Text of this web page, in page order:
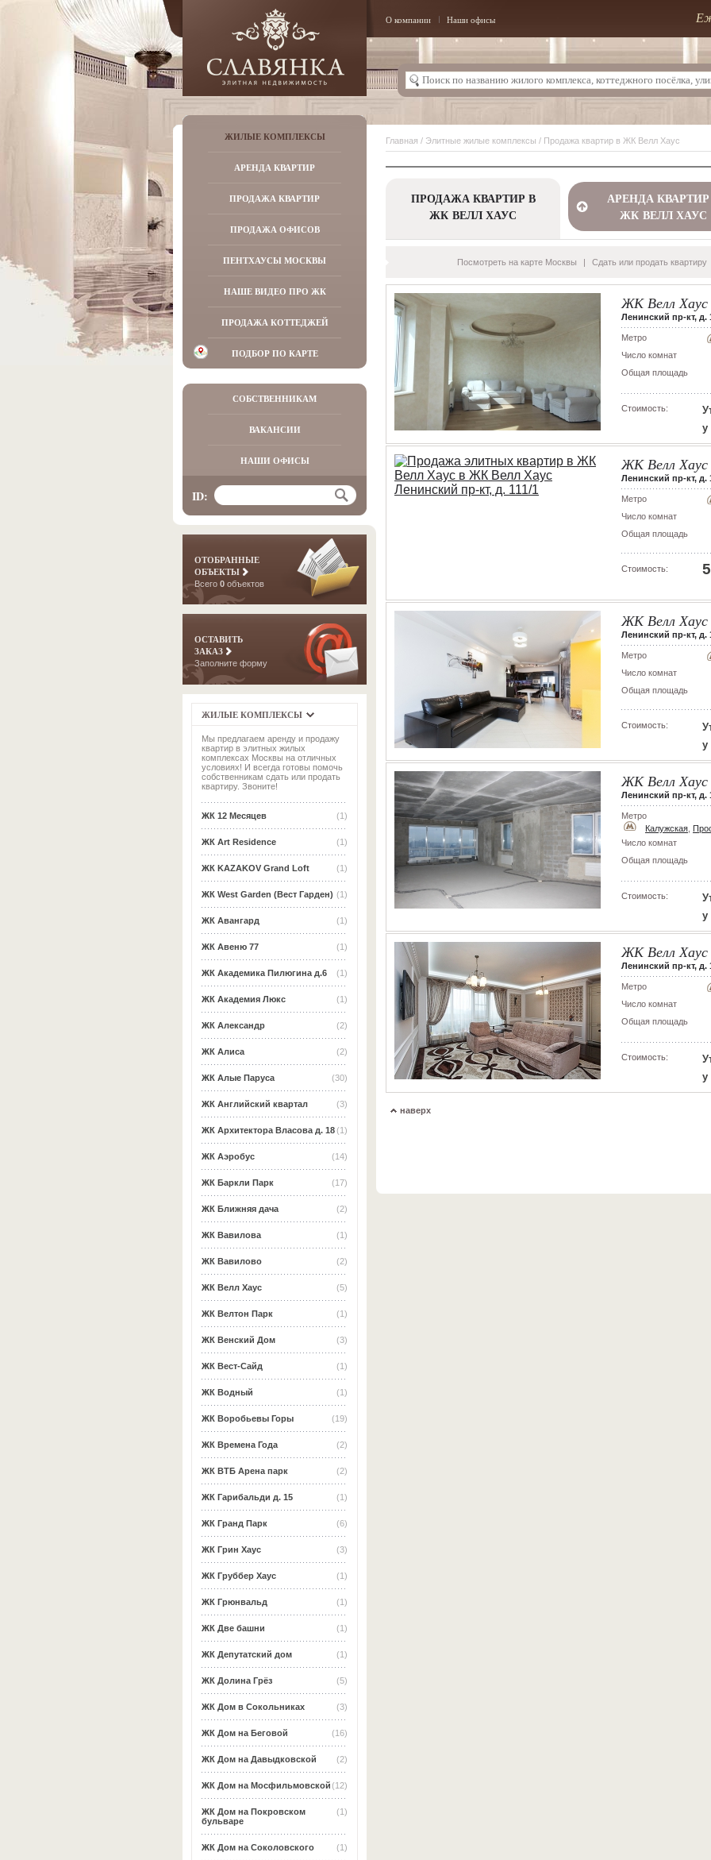
О компании Наши офисы
ЖИЛЫЕ КОМПЛЕКСЫ
АРЕНДА КВАРТИР
ПРОДАЖА КВАРТИР
ПРОДАЖА ОФИСОВ
ПЕНТХАУСЫ МОСКВЫ
НАШЕ ВИДЕО ПРО ЖК
ПРОДАЖА КОТТЕДЖЕЙ
ПОДБОР ПО КАРТЕ
СОБСТВЕННИКАМ
ВАКАНСИИ
НАШИ ОФИСЫ
ID:
ОТОБРАННЫЕ
ОБЪЕКТЫ
Всего 0 объектов
ОСТАВИТЬ
ЗАКАЗ
Заполните форму
ЖИЛЫЕ КОМПЛЕКСЫ
Мы предлагаем аренду и продажу
квартир в элитных жилых
комплексах Москвы на отличных
условиях! И всегда готовы помочь
собственникам сдать или продать
квартиру. Звоните!
(1)
ЖК 12 Месяцев
(1)
ЖК Art Residence
(1)
ЖК KAZAKOV Grand Loft
(1)
ЖК West Garden (Вест Гарден)
(1)
ЖК Авангард
(1)
ЖК Авеню 77
(1)
ЖК Академика Пилюгина д.6
(1)
ЖК Академия Люкс
(2)
ЖК Александр
(2)
ЖК Алиса
(30)
ЖК Алые Паруса
(3)
ЖК Английский квартал
(1)
ЖК Архитектора Власова д. 18
(14)
ЖК Аэробус
(17)
ЖК Баркли Парк
(2)
ЖК Ближняя дача
(1)
ЖК Вавилова
(2)
ЖК Вавилово
(5)
ЖК Велл Хаус
(1)
ЖК Велтон Парк
(3)
ЖК Венский Дом
(1)
ЖК Вест-Сайд
(1)
ЖК Водный
(19)
ЖК Воробьевы Горы
(2)
ЖК Времена Года
(2)
ЖК ВТБ Арена парк
(1)
ЖК Гарибальди д. 15
(6)
ЖК Гранд Парк
(3)
ЖК Грин Хаус
(1)
ЖК Груббер Хаус
(1)
ЖК Грюнвальд
(1)
ЖК Две башни
(1)
ЖК Депутатский дом
(5)
ЖК Долина Грёз
(3)
ЖК Дом в Сокольниках
(16)
ЖК Дом на Беговой
(2)
ЖК Дом на Давыдковской
(12)
ЖК Дом на Мосфильмовской
(1)
ЖК Дом на Покровском
бульваре
(1)
ЖК Дом на Соколовского
Главная / Элитные жилые комплексы / Продажа квартир в ЖК Велл Хаус
ПРОДАЖА КВАРТИР В
ЖК ВЕЛЛ ХАУС
АРЕНДА
ЖК ВЕЛЛ ХАУС
Посмотреть на карте Москвы | Сдать или продать квартиру
ЖК Велл Хаус
Ленинский пр-кт, д.
Метро
Число комнат
Общая площадь
Стоимость:
у
ЖК Велл Хаус
Ленинский пр-кт, д.
Метро
Число комнат
Общая площадь
Стоимость:
ЖК Велл Хаус
Ленинский пр-кт, д.
Метро
Число комнат
Общая площадь
Стоимость:
у
ЖК Велл Хаус
Ленинский пр-кт, д.
Метро
Калужская
Число комнат
Общая площадь
Стоимость:
у
ЖК Велл Хаус
Ленинский пр-кт, д.
Метро
Число комнат
Общая площадь
Стоимость:
у
наверх